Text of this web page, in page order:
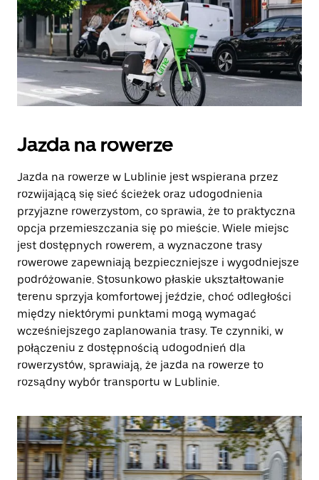
Jazda na rowerze
Jazda na rowerze w Lublinie jest wspierana przez
rozwijającą się sieć ścieżek oraz udogodnienia
przyjazne rowerzystom, co sprawia, że to praktyczna
opcja przemieszczania się po mieście. Wiele miejsc
jest dostępnych rowerem, a wyznaczone trasy
rowerowe zapewniają bezpieczniejsze i wygodniejsze
podróżowanie. Stosunkowo płaskie ukształtowanie
terenu sprzyja komfortowej jeździe, choć odległości
między niektórymi punktami mogą wymagać
wcześniejszego zaplanowania trasy. Te czynniki, w
połączeniu z dostępnością udogodnień dla
rowerzystów, sprawiają, że jazda na rowerze to
rozsądny wybór transportu w Lublinie.